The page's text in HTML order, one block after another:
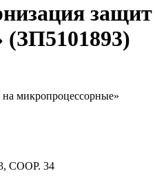
(ЗП5101893)
микропроцессорные»
СООР. 34